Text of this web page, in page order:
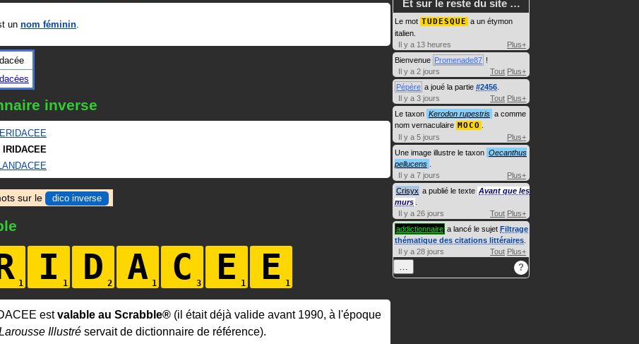
un nom féminin.
inverse
IRIDACEE
sur le dico inverse
I D A C E E
estvalable au Scrabble® (il était déjà valide avant 1990, à l'époque
Illustré servait de dictionnaire de référence).
Et sur le reste du site …
Le mot TUDESQUE a un étymon
italien.
Il y a 13 heures
Plus+
Bienvenue Promenade87 !
Il y a 2 jours
Tout Plus+
Pépère a joué la partie #2456
Il y a 3 jours
Tout Plus+
Le taxon Kerodon rupestris a comme
nom vernaculaire MOCO
Il y a 5 jours
Plus+
Une image illustre le taxon Oecanthus
pellucens
Il y a 7 jours
Plus+
Crisyx a publié le texte Avant que les
murs
Il y a 26 jours
Tout Plus+
addictionnaire a lancé le sujet Filtrage
thématique des citations littéraires
Il y a 28 jours
Tout Plus+
… ?